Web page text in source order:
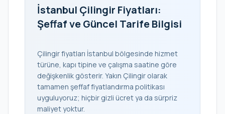
İstanbul Çilingir Fiyatları:
Şeffaf ve Güncel Tarife Bilgisi
Çilingir fiyatları İstanbul bölgesinde hizmet
türüne, kapı tipine ve çalışma saatine göre
değişkenlik gösterir. Yakın Çilingir olarak
tamamen şeffaf fiyatlandırma politikası
uyguluyoruz; hiçbir gizli ücret ya da sürpriz
maliyet yoktur.